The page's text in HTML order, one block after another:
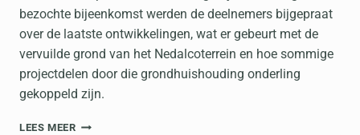
bezochte bijeenkomst werden de deelnemers bijgepraat
over de laatste ontwikkelingen, wat er gebeurt met de
vervuilde grond van het Nedalcoterrein en hoe sommige
projectdelen door die grondhuishouding onderling
gekoppeld zijn.
LEES MEERSCHELDEVESTING,